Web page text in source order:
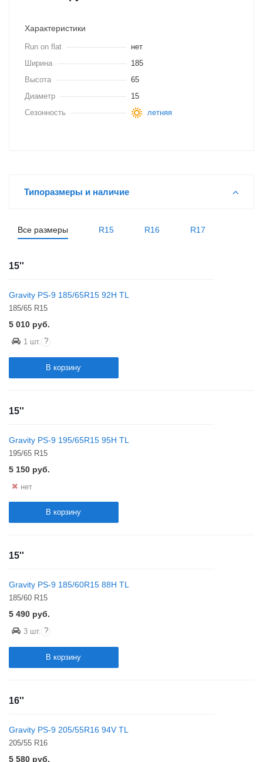
Характеристики
Run on flat
нет
Ширина
185
Высота
65
Диаметр
15
Сезонность
летняя
Типоразмеры и наличие
Все размеры R15 R16 R17
15''
Gravity PS-9 185/65R15 92H TL
185/65 R15
5 010 руб.
1 шт. ?
В корзину
15''
Gravity PS-9 195/65R15 95H TL
195/65 R15
5 150 руб.
нет
В корзину
15''
Gravity PS-9 185/60R15 88H TL
185/60 R15
5 490 руб.
3 шт. ?
В корзину
16''
Gravity PS-9 205/55R16 94V TL
205/55 R16
5 580 руб.